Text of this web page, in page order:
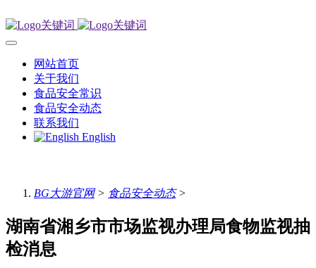
网站首页
关于我们
食品安全常识
食品安全动态
联系我们
English
BG大游官网> 食品安全动态>
湖南省湘乡市市场监视办理局食物监视抽
检消息